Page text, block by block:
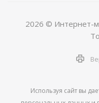
2026 © Интернет-
Используя сайт вы